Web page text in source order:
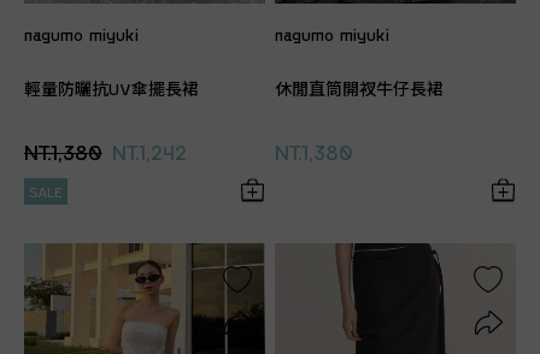
nagumo miyuki
輕量防曬抗UV傘擺長裙
NT.1,380 NT.1,242
SALE
nagumo miyuki
休閒直筒開衩牛仔長裙
NT.1,380